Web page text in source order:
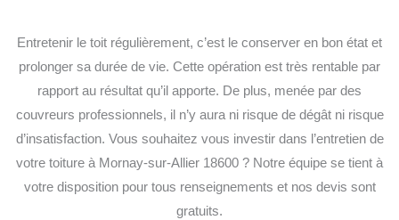
Entretenir le toit régulièrement, c’est le conserver en bon état et
prolonger sa durée de vie. Cette opération est très rentable par
rapport au résultat qu’il apporte. De plus, menée par des
couvreurs professionnels, il n’y aura ni risque de dégât ni risque
d’insatisfaction. Vous souhaitez vous investir dans l’entretien de
votre toiture à Mornay-sur-Allier 18600 ? Notre équipe se tient à
votre disposition pour tous renseignements et nos devis sont
gratuits.